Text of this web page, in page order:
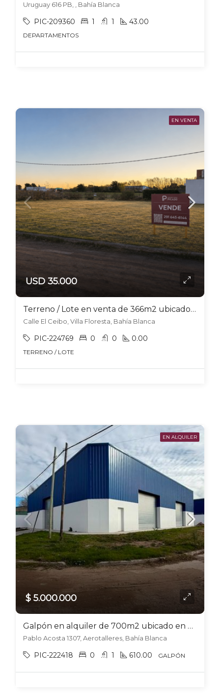
Uruguay 616 PB, , Bahía Blanca
PIC-209360 1 1 43.00
DEPARTAMENTOS
EN VENTA
USD 35.000
Terreno / Lote en venta de 366m2 ubicado en Villa Floresta
Calle El Ceibo, Villa Floresta, Bahía Blanca
PIC-224769 0 0 0.00
TERRENO / LOTE
EN ALQUILER
$ 5.000.000
Galpón en alquiler de 700m2 ubicado en Aerotalleres
Pablo Acosta 1307, Aerotalleres, Bahía Blanca
PIC-222418 0 1 610.00 GALPÓN